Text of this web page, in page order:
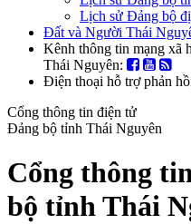
Lịch sử Đảng bộ
Đất và Người Thái
Kênh thông tin mạng xã
Thái Nguyên:
Điện thoại hỗ trợ phản
Cổng thông tin điện tử
Đảng bộ tỉnh Thái Nguyên
Cổng thông
bộ tỉnh Thái